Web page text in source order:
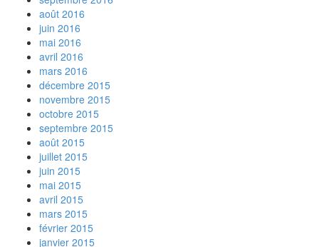
août 2016
juin 2016
mai 2016
avril 2016
mars 2016
décembre 2015
novembre 2015
octobre 2015
septembre 2015
août 2015
juillet 2015
juin 2015
mai 2015
avril 2015
mars 2015
février 2015
janvier 2015